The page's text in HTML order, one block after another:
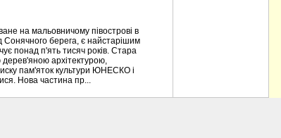
на мальовничому півострові в
Сонячного берега, є найстарішим
понад п'ять тисяч років. Стара
дерев'яною архітектурою,
пам'яток культури ЮНЕСКО і
Нова частина пр...